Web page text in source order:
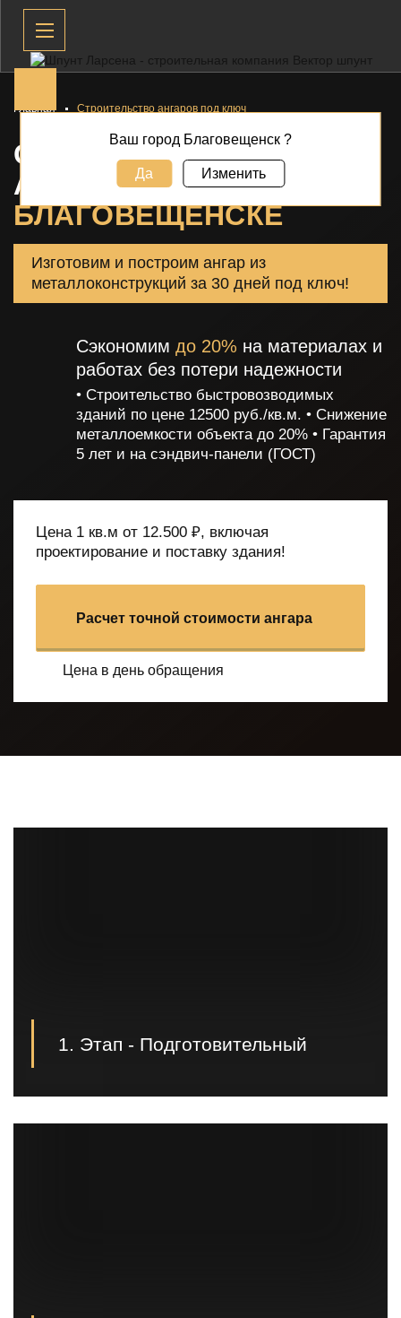
Главная Строительство ангаров под ключ
СТРОИТЕЛЬСТВО
АНГАРОВ ПОД КЛЮЧ В
БЛАГОВЕЩЕНСКЕ
Изготовим и построим ангар из
металлоконструкций за 30 дней под ключ!
Сэкономим до 20% на материалах и
работах без потери надежности
• Строительство быстровозводимых
зданий по цене 12500 руб./кв.м. • Снижение
металлоемкости объекта до 20% • Гарантия
5 лет и на сэндвич-панели (ГОСТ)
Цена 1 кв.м от 12.500 ₽, включая
проектирование и поставку здания!
Расчет точной стоимости ангара
Цена в день обращения
1. Этап - Подготовительный
Ваш город Благовещенск ?
Да Изменить